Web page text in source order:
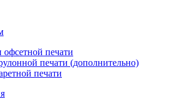
печати
печати (дополнительно)
печати